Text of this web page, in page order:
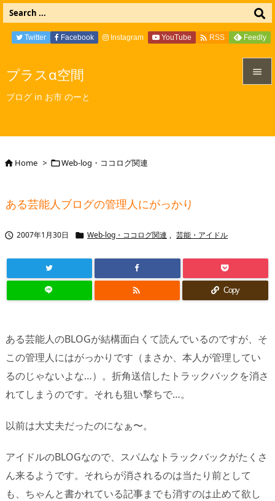
プラスα空間
ブログ in お市 のーと

Twitter Facebook Instagram YouTube  RSS Feedly
Home > Web-log・ココログ関連
ある芸能人ブログの管理人にがっかり
 2007年1月30日  Web-log・ココログ関連 , 芸能・アイドル
 Copy
ある芸能人のBLOGが結構面白くて読んでいるのですが、そ
この管理人にはがっかりです（まさか、本人が管理してい
るのじゃないよな…）。折角送信したトラックバックを消さ
れてしまうのです。それも狙い撃ちで…。
以前は大丈夫だったのになぁ〜。
アイドルのBLOGなので、スパムなトラックバックがたくさ
ん来るようです。それらが消されるのは当たり前として
も、ちゃんと書かれている記事までも消すのは止めて欲し